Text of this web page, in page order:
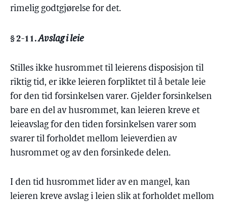
rimelig godtgjørelse for det.
§ 2-11.Avslag i leie
Stilles ikke husrommet til leierens disposisjon til
riktig tid, er ikke leieren forpliktet til å betale leie
for den tid forsinkelsen varer. Gjelder forsinkelsen
bare en del av husrommet, kan leieren kreve et
leieavslag for den tiden forsinkelsen varer som
svarer til forholdet mellom leieverdien av
husrommet og av den forsinkede delen.
I den tid husrommet lider av en mangel, kan
leieren kreve avslag i leien slik at forholdet mellom